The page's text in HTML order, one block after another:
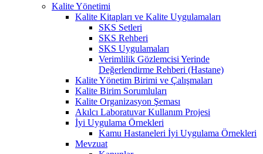
Kalite Yönetimi
Kalite Kitapları ve Kalite Uygulamaları
SKS Setleri
SKS Rehberi
SKS Uygulamaları
Verimlilik Gözlemcisi Yerinde
Değerlendirme Rehberi (Hastane)
Kalite Yönetim Birimi ve Çalışmaları
Kalite Birim Sorumluları
Kalite Organizasyon Şeması
Akılcı Laboratuvar Kullanım Projesi
İyi Uygulama Örnekleri
Kamu Hastaneleri İyi Uygulama Örnekleri
Mevzuat